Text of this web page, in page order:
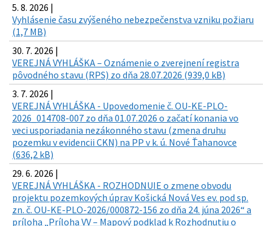
5. 8. 2026 |
Vyhlásenie času zvýšeného nebezpečenstva vzniku požiaru
(1,7 MB)
30. 7. 2026 |
VEREJNÁ VYHLÁŠKA – Oznámenie o zverejnení registra
pôvodného stavu (RPS) zo dňa 28.07.2026 (939,0 kB)
3. 7. 2026 |
VEREJNÁ VYHLÁŠKA - Upovedomenie č. OU-KE-PLO-
2026_014708-007 zo dňa 01.07.2026 o začatí konania vo
veci usporiadania nezákonného stavu (zmena druhu
pozemku v evidencii CKN) na PP v k. ú. Nové Ťahanovce
(636,2 kB)
29. 6. 2026 |
VEREJNÁ VYHLÁŠKA - ROZHODNUIE o zmene obvodu
projektu pozemkových úprav Košická Nová Ves ev. pod sp.
zn. č. OU-KE-PLO-2026/000872-156 zo dňa 24. júna 2026“ a
príloha „Príloha VV – Mapový podklad k Rozhodnutiu o